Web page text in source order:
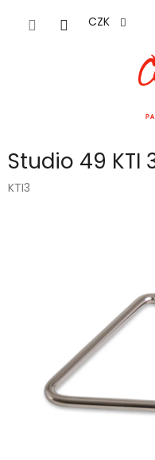
CZK
Studio 49 KTI
KTI3